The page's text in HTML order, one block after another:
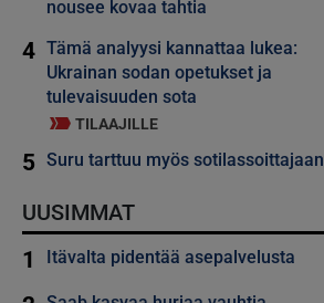
nousee kovaa tahtia
4 Tämä analyysi kannattaa lukea:
Ukrainan sodan opetukset ja
tulevaisuuden sota
TILAAJILLE
5 Suru tarttuu myös sotilassoittajaan
UUSIMMAT
1 Itävalta pidentää asepalvelusta